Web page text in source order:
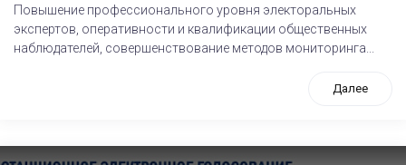
Повышение профессионального уровня электоральных
экспертов, оперативности и квалификации общественных
наблюдателей, совершенствование методов мониторинга...
Далее